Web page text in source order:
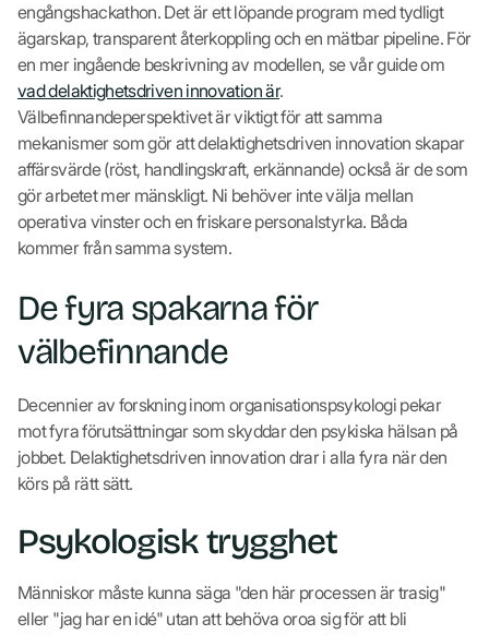
engångshackathon. Det är ett löpande program med tydligt
ägarskap, transparent återkoppling och en mätbar pipeline. För
en mer ingående beskrivning av modellen, se vår guide om
vad delaktighetsdriven innovation är.
Välbefinnandeperspektivet är viktigt för att samma
mekanismer som gör att delaktighetsdriven innovation skapar
affärsvärde (röst, handlingskraft, erkännande) också är de som
gör arbetet mer mänskligt. Ni behöver inte välja mellan
operativa vinster och en friskare personalstyrka. Båda
kommer från samma system.
De fyra spakarna för
välbefinnande
Decennier av forskning inom organisationspsykologi pekar
mot fyra förutsättningar som skyddar den psykiska hälsan på
jobbet. Delaktighetsdriven innovation drar i alla fyra när den
körs på rätt sätt.
Psykologisk trygghet
Människor måste kunna säga "den här processen är trasig"
eller "jag har en idé" utan att behöva oroa sig för att bli